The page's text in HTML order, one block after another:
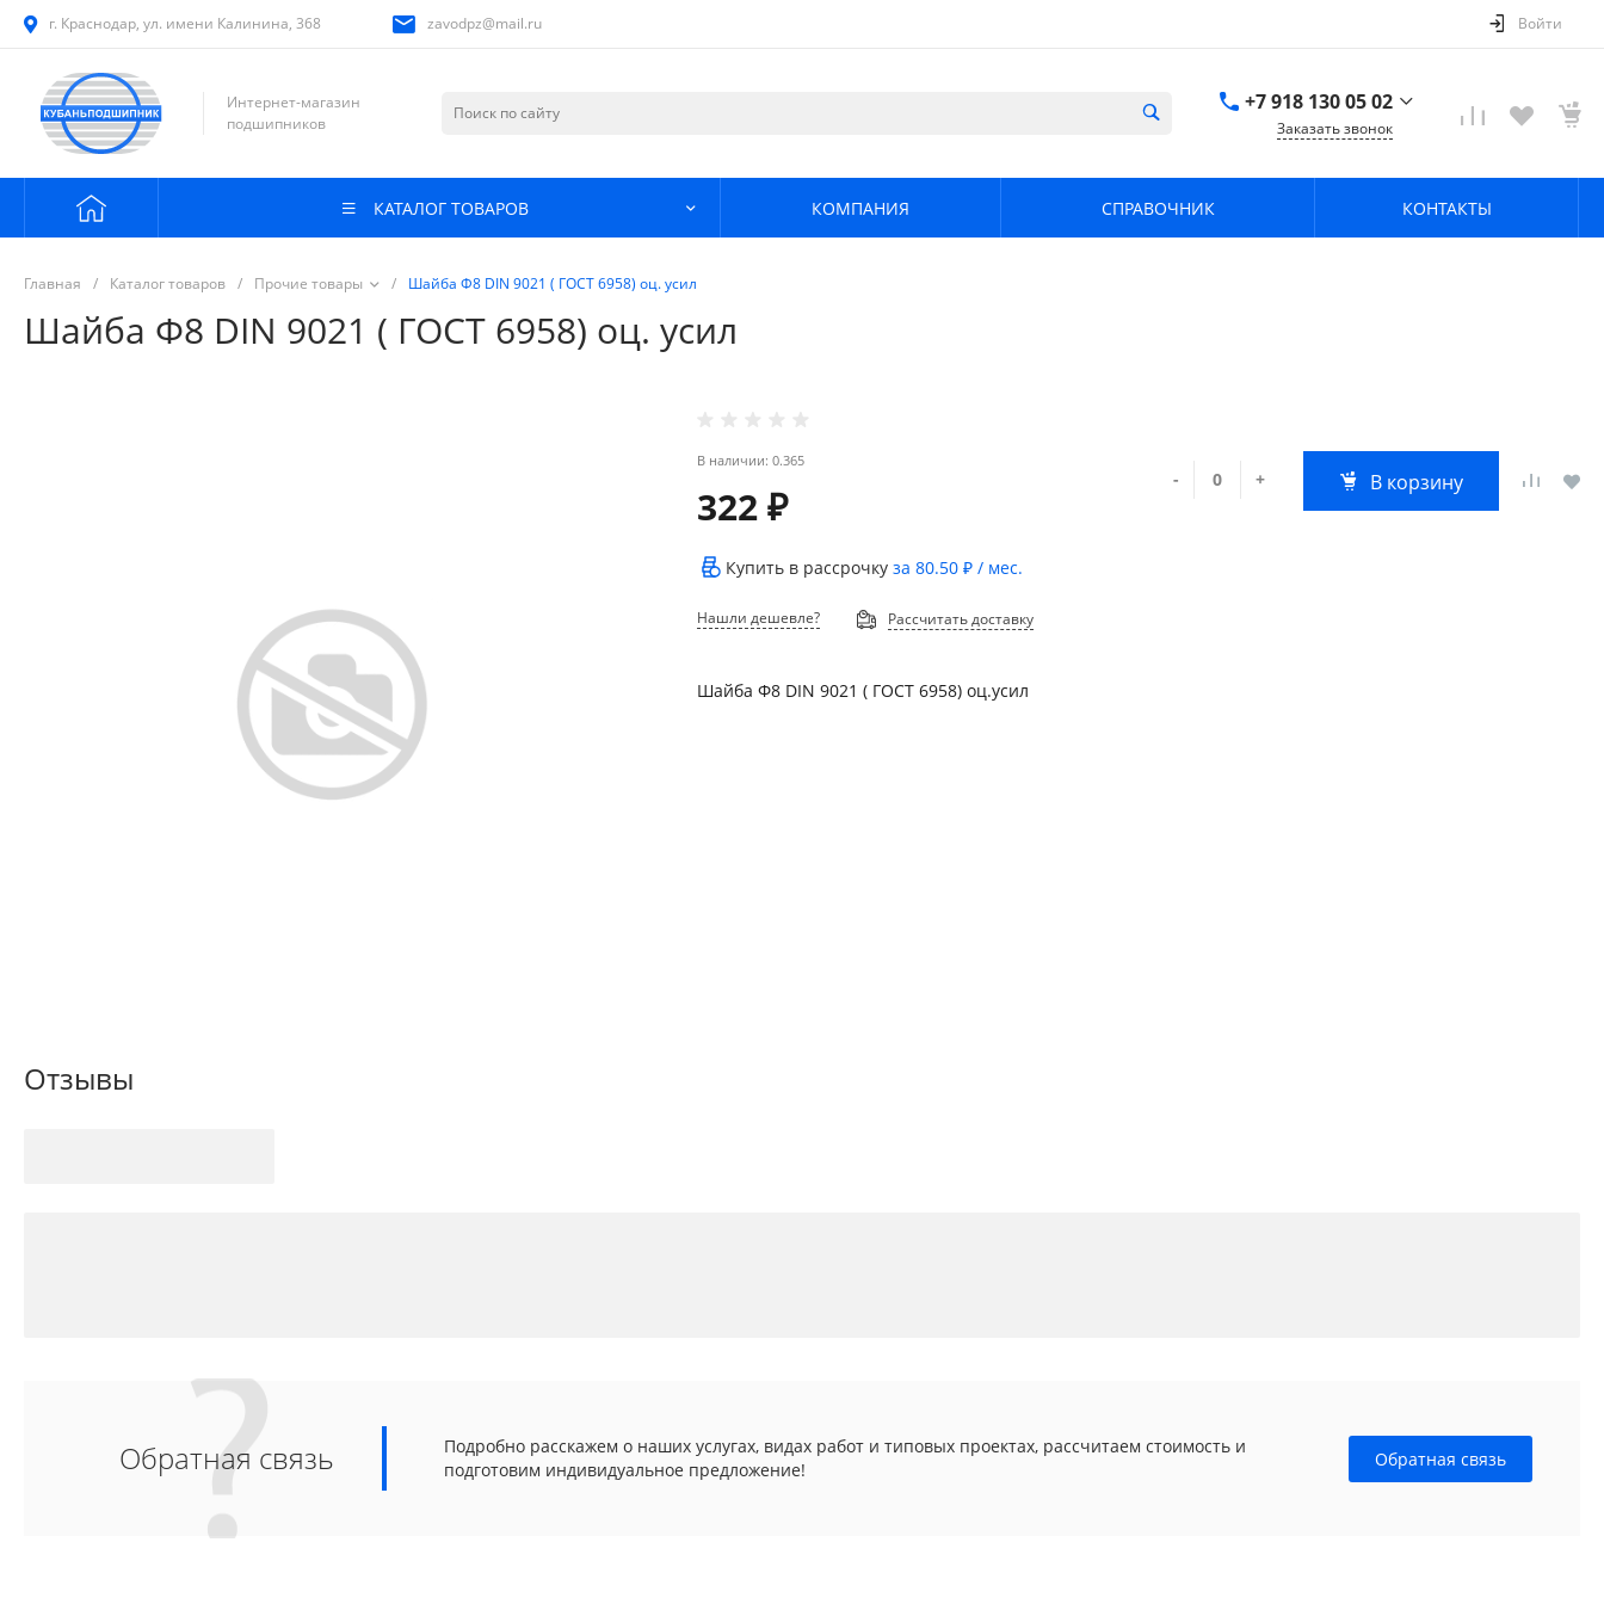
г. Краснодар, ул. имени Калинина, 368 zavodpz@mail.ru Войти
Интернет-магазин
подшипников
+7 918 130 05 02
Заказать звонок
КАТАЛОГ ТОВАРОВ КОМПАНИЯ СПРАВОЧНИК КОНТАКТЫ
Главная / Каталог товаров / Прочие товары / Шайба Ф8 DIN 9021 ( ГОСТ 6958) оц. усил
Шайба Ф8 DIN 9021 ( ГОСТ 6958) оц. усил
В наличии: 0.365
322 ₽
- + В корзину
Купить в рассрочкуза80.50 ₽ / мес.
Нашли дешевле? Рассчитать доставку
Шайба Ф8 DIN 9021 ( ГОСТ 6958) оц.усил
Отзывы
Обратная связь
Подробно расскажем о наших услугах, видах работ и типовых проектах, рассчитаем стоимость и
подготовим индивидуальное предложение!
Обратная связь